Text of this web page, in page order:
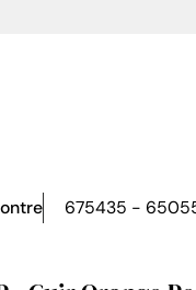
675435 -